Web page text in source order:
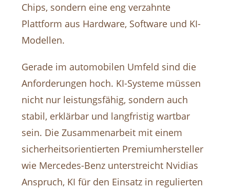
Chips, sondern eine eng verzahnte
Plattform aus Hardware, Software und KI-
Modellen.
Gerade im automobilen Umfeld sind die
Anforderungen hoch. KI-Systeme müssen
nicht nur leistungsfähig, sondern auch
stabil, erklärbar und langfristig wartbar
sein. Die Zusammenarbeit mit einem
sicherheitsorientierten Premiumhersteller
wie Mercedes-Benz unterstreicht Nvidias
Anspruch, KI für den Einsatz in regulierten